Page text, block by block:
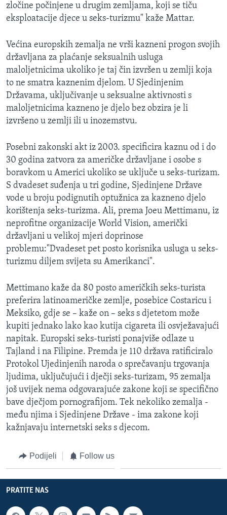
zločine počinjene u drugim zemljama, koji se tiču
eksploatacije djece u seks-turizmu" kaže Mattar.
Većina europskih zemalja ne vrši kazneni progon svojih
državljana za plaćanje seksualnih usluga
maloljetnicima ukoliko je taj čin izvršen u zemlji koja
to ne smatra kaznenim djelom. U Sjedinjenim
Državama, uključivanje u seksualne aktivnosti s
maloljetnicima kazneno je djelo bez obzira je li
izvršeno u zemlji ili u inozemstvu.
Posebni zakonski akt iz 2003. specificira kaznu od i do
30 godina zatvora za američke državljane i osobe s
boravkom u Americi ukoliko se uključe u seks-turizam.
S dvadeset suđenja u tri godine, Sjedinjene Države
vode u broju podignutih optužnica za kazneno djelo
korištenja seks-turizma. Ali, prema Joeu Mettimanu, iz
neprofitne organizacije World Vision, američki
državljani u velikoj mjeri doprinose
problemu:"Dvadeset pet posto korisnika usluga u seks-
turizmu diljem svijeta su Amerikanci".
Mettimano kaže da 80 posto američkih seks-turista
preferira latinoameričke zemlje, posebice Costaricu i
Meksiko, gdje se – kaže on – seks s djetetom može
kupiti jednako lako kao kutija cigareta ili osvježavajući
napitak. Europski seks-turisti ponajviše odlaze u
Tajland i na Filipine. Premda je 110 država ratificiralo
Protokol Ujedinjenih naroda o sprečavanju trgovanja
ljudima, uključujući i dječji seks-turizam, 95 zemalja
još uvijek nema odgovarajuće zakone koji se specifično
bave dječjom pornografijom. Tek nekoliko zemalja -
među njima i Sjedinjene Države - ima zakone koji
kažnjavaju internetski seks s djecom.
Podijeli Follow us
PRATITE NAS